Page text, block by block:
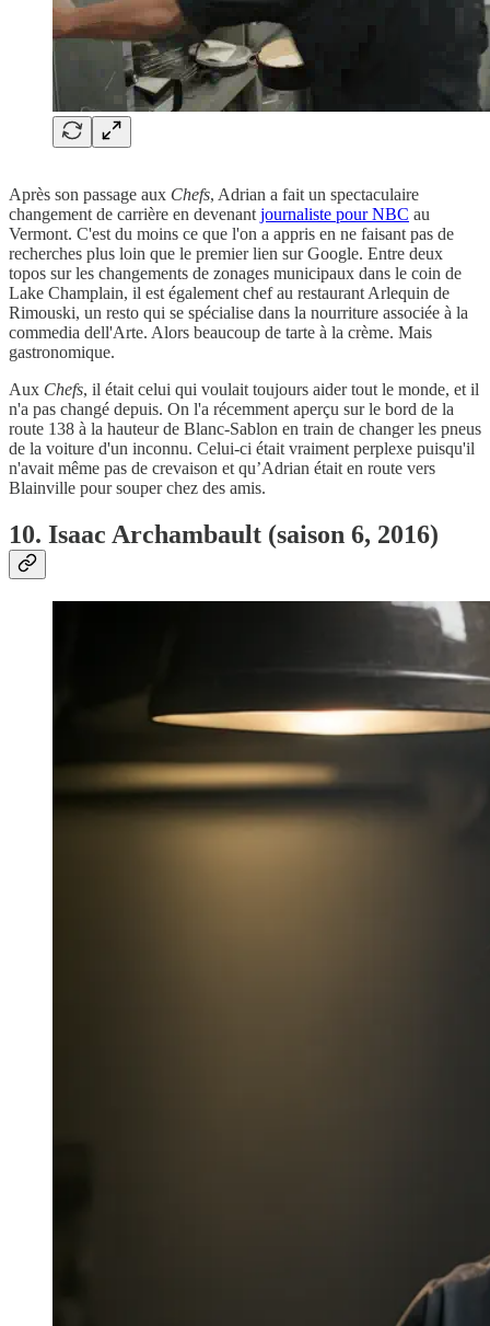
Après son passage aux Chefs, Adrian a fait un spectaculaire
changement de carrière en devenant journaliste pour NBC au
Vermont. C'est du moins ce que l'on a appris en ne faisant pas de
recherches plus loin que le premier lien sur Google. Entre deux
topos sur les changements de zonages municipaux dans le coin de
Lake Champlain, il est également chef au restaurant Arlequin de
Rimouski, un resto qui se spécialise dans la nourriture associée à la
commedia dell'Arte. Alors beaucoup de tarte à la crème. Mais
gastronomique.
Aux Chefs, il était celui qui voulait toujours aider tout le monde, et il
n'a pas changé depuis. On l'a récemment aperçu sur le bord de la
route 138 à la hauteur de Blanc-Sablon en train de changer les pneus
de la voiture d'un inconnu. Celui-ci était vraiment perplexe puisqu'il
n'avait même pas de crevaison et qu’Adrian était en route vers
Blainville pour souper chez des amis.
10. Isaac Archambault (saison 6, 2016)